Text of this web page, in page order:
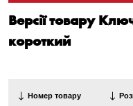
Версії товару
короткий
Номер товару